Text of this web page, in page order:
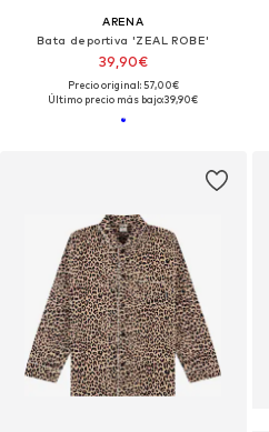
ARENA
Bata deportiva 'ZEAL ROBE'
39,90€
Precio original: 57,00€
Último precio más bajo:39,90€